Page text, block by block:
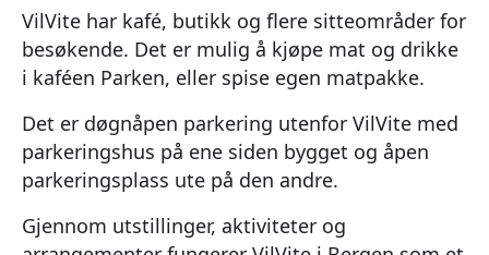
VilVite har kafé, butikk og flere sitteområder for
besøkende. Det er mulig å kjøpe mat og drikke
i kaféen Parken, eller spise egen matpakke.
Det er døgnåpen parkering utenfor VilVite med
parkeringshus på ene siden bygget og åpen
parkeringsplass ute på den andre.
Gjennom utstillinger, aktiviteter og